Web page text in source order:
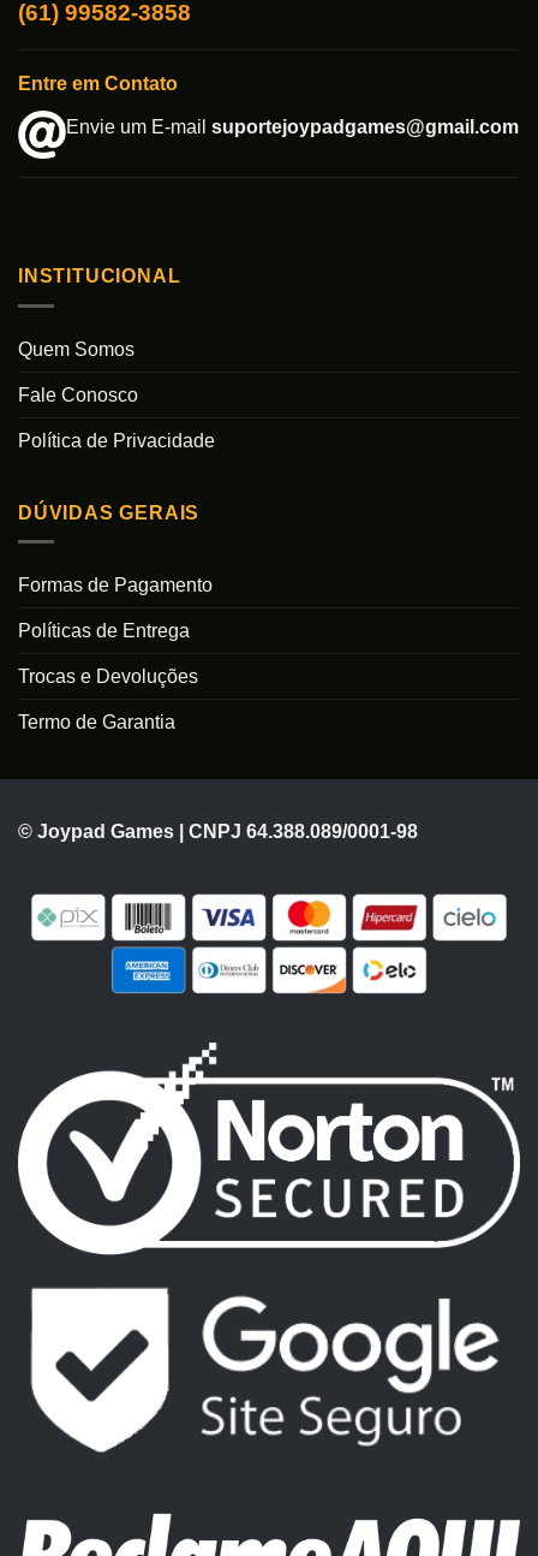
(61) 99582-3858
Entre em Contato
Envie um E-mail suportejoypadgames@gmail.com
INSTITUCIONAL
Quem Somos
Fale Conosco
Política de Privacidade
DÚVIDAS GERAIS
Formas de Pagamento
Políticas de Entrega
Trocas e Devoluções
Termo de Garantia
© Joypad Games | CNPJ 64.388.089/0001-98